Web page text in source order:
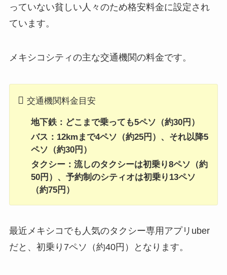
っていない貧しい人々のため格安料金に設定され
ています。
メキシコシティの主な交通機関の料金です。
交通機関料金目安
地下鉄：どこまで乗っても5ペソ（約30円）
バス：12kmまで4ペソ（約25円）、それ以降5
ペソ（約30円）
タクシー：流しのタクシーは初乗り8ペソ（約
50円）、予約制のシティオは初乗り13ペソ
（約75円）
最近メキシコでも人気のタクシー専用アプリuber
だと、初乗り7ペソ（約40円）となります。